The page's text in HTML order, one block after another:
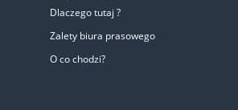
Dlaczego tutaj ?
Zalety biura prasowego
O co chodzi?